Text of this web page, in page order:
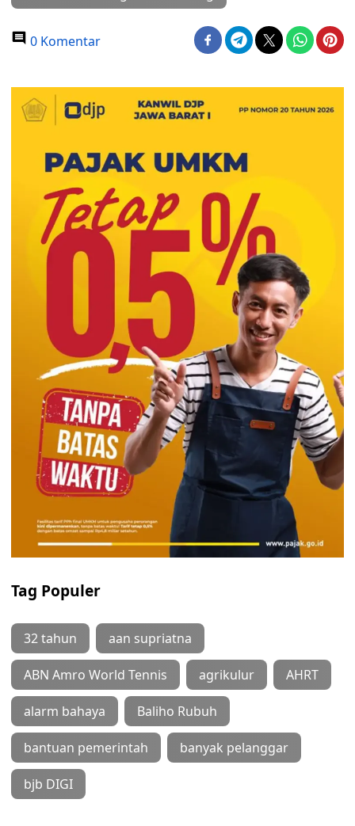
0 Komentar
Tag Populer
32 tahun aan supriatna
ABN Amro World Tennis agrikulur AHRT
alarm bahaya Baliho Rubuh
bantuan pemerintah banyak pelanggar
bjb DIGI